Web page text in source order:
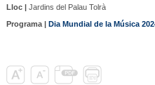
Lloc |Jardins del Palau Tolrà
Programa | Dia Mundial de la Música